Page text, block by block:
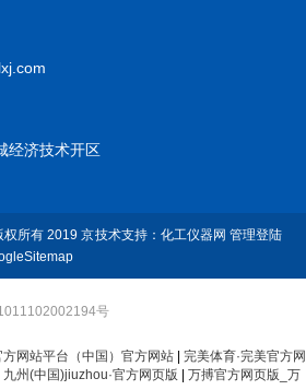
经济技术开区
技术支持： 化工仪器网 管理登陆
权所有 2019京
号
方网站平台（中国）官方网站
完美体育·完美官方网
九州(中国)jiuzhou·官方网页版
万搏官方网页版_万